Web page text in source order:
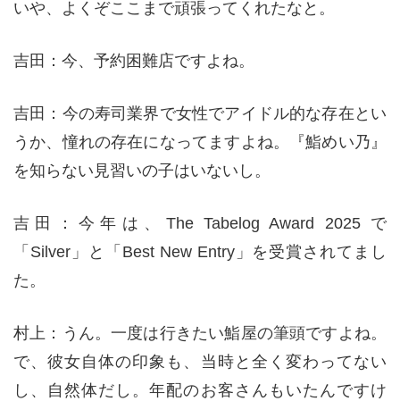
いや、よくぞここまで頑張ってくれたなと。
吉田：今、予約困難店ですよね。
吉田：今の寿司業界で女性でアイドル的な存在とい
うか、憧れの存在になってますよね。『鮨めい乃』
を知らない見習いの子はいないし。
吉田：今年は、The Tabelog Award 2025 で
「Silver」と「Best New Entry」を受賞されてまし
た。
村上：うん。一度は行きたい鮨屋の筆頭ですよね。
で、彼女自体の印象も、当時と全く変わってない
し、自然体だし。年配のお客さんもいたんですけ